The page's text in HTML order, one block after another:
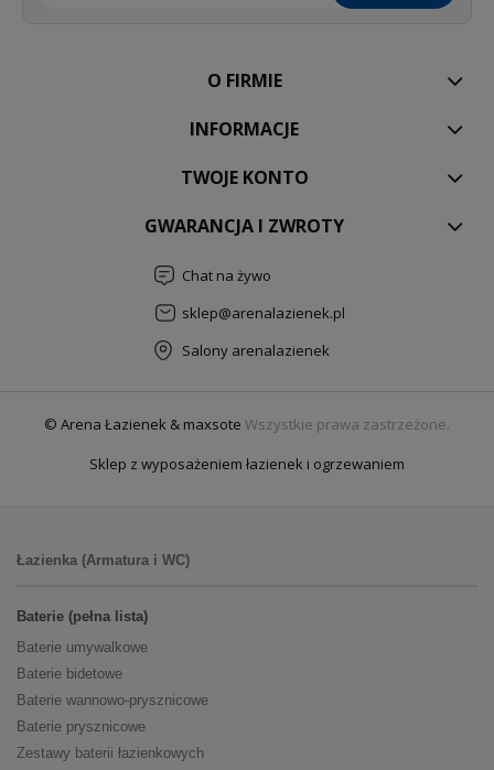
O FIRMIE
INFORMACJE
TWOJE KONTO
GWARANCJA I ZWROTY
Chat na żywo
sklep@arenalazienek.pl
Salony arenalazienek
© Arena Łazienek & maxsote Wszystkie prawa zastrzeżone.
Sklep z wyposażeniem łazienek i ogrzewaniem
Łazienka (Armatura i WC)
Baterie (pełna lista)
Baterie umywalkowe
Baterie bidetowe
Baterie wannowo-prysznicowe
Baterie prysznicowe
Zestawy baterii łazienkowych